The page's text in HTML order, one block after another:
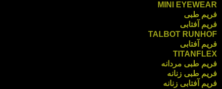
MINI EYEWEAR
فریم طبی
فریم آفتابی
TALBOT RUNHOF
فریم آفتابی
TITANFLEX
فریم طبی مردانه
فریم طبی زنانه
فریم آفتابی زنانه